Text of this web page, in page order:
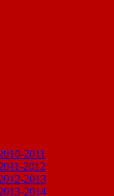
2011
2012
2013
2014